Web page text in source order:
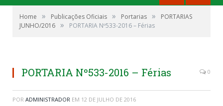
Home » Publicações Oficiais » Portarias »
PORTARIAS
JUNHO/2016 » PORTARIA Nº533-2016 – Férias
PORTARIA Nº533-2016 – Férias 0
POR ADMINISTRADOR EM 12 DE JULHO DE 2016